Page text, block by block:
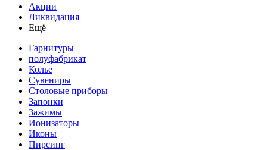
Акции
Ликвидация
Ещё
Гарнитуры
полуфабрикат
Колье
Сувениры
Столовые приборы
Запонки
Зажимы
Ионизаторы
Иконы
Пирсинг